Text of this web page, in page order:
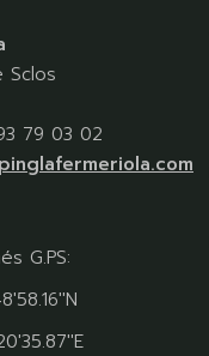
Sclos
79 03 02
G.PS: